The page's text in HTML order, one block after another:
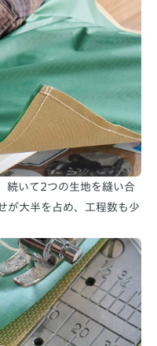
続いて2つの生地を縫い合
が大半を占め、工程数も少